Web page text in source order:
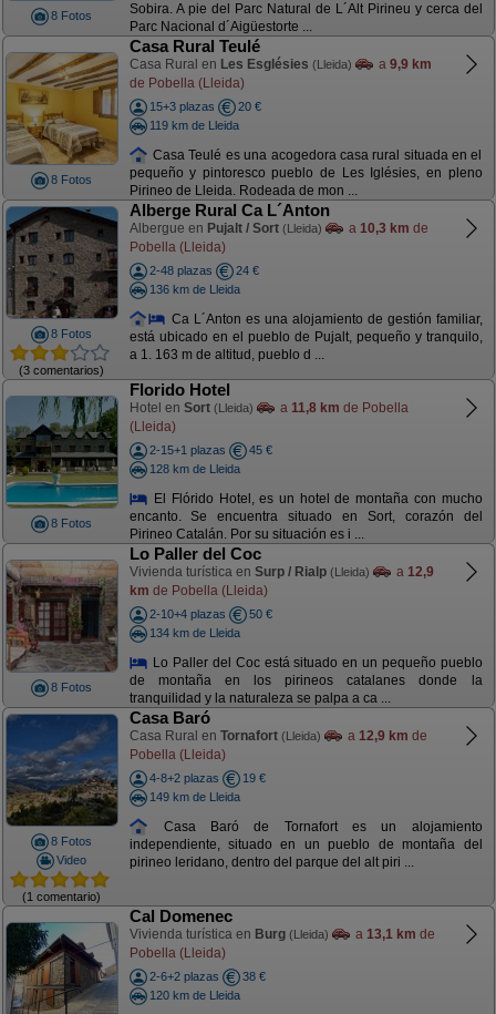
8 Fotos
Sobira. A pie del Parc Natural de L´Alt Pirineu y cerca del
Parc Nacional d´Aigüestorte ...
8 Fotos
Casa Rural Teulé
Casa Rural en Les Esglésies (Lleida) a 9,9 km
de Pobella (Lleida)
15+3 plazas
20 €
119 km de Lleida
Casa Teulé es una acogedora casa rural situada en el
pequeño y pintoresco pueblo de Les Iglésies, en pleno
Pirineo de Lleida. Rodeada de mon ...
8 Fotos
(3 comentarios)
Alberge Rural Ca L´Anton
Albergue en Pujalt / Sort (Lleida) a 10,3 km de
Pobella (Lleida)
2-48 plazas
24 €
136 km de Lleida
Ca L´Anton es una alojamiento de gestión familiar,
está ubicado en el pueblo de Pujalt, pequeño y tranquilo,
a 1. 163 m de altitud, pueblo d ...
8 Fotos
Florido Hotel
Hotel en Sort (Lleida) a 11,8 km de Pobella
(Lleida)
2-15+1 plazas
45 €
128 km de Lleida
El Flórido Hotel, es un hotel de montaña con mucho
encanto. Se encuentra situado en Sort, corazón del
Pirineo Catalán. Por su situación es i ...
8 Fotos
Lo Paller del Coc
Vivienda turística en Surp / Rialp (Lleida) a 12,9
km de Pobella (Lleida)
2-10+4 plazas
50 €
134 km de Lleida
Lo Paller del Coc está situado en un pequeño pueblo
de montaña en los pirineos catalanes donde la
tranquilidad y la naturaleza se palpa a ca ...
8 Fotos
Video
(1 comentario)
Casa Baró
Casa Rural en Tornafort (Lleida) a 12,9 km de
Pobella (Lleida)
4-8+2 plazas
19 €
149 km de Lleida
Casa Baró de Tornafort es un alojamiento
independiente, situado en un pueblo de montaña del
pirineo leridano, dentro del parque del alt piri ...
Cal Domenec
Vivienda turística en Burg (Lleida) a 13,1 km de
Pobella (Lleida)
2-6+2 plazas
38 €
120 km de Lleida